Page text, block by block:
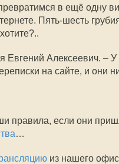
в ещё одну
Пять-шесть
Евгений Алексеевич. –
на сайте, и они
правила, если они
…
из нашего